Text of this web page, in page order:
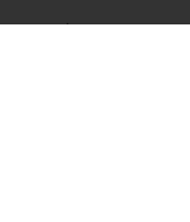
-sanguine